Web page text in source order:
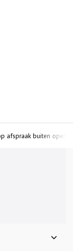
buiten openingstijden